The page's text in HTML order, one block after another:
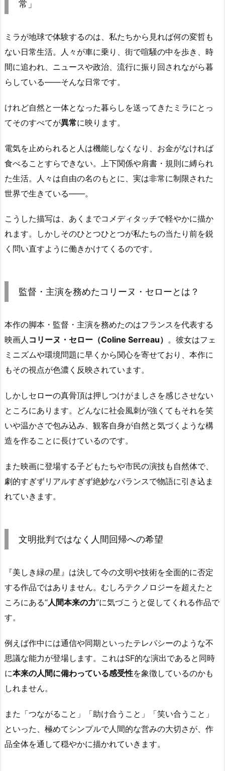
常」
ミラが地球で体験するのは、私たちから見れば何の変哲も
ない日常生活。人々が車に乗り、街で喧騒の中を歩き、時
間に追われ、ニュースや政治、流行に振り回されながら暮
らしている――そんな日常です。
けれど自然と一体となった暮らしを送ってきたミラにとっ
てそのすべてが異常に映ります。
電気を止められると人は機能しなくなり、お金がなければ
食べることすらできない。上下関係や肩書・規則に縛られ
た生活。人々は自由の名のもとに、実は非常に制限された
世界で生きている――。
こうした描写は、あくまでコメディタッチで軽やかに描か
れます。しかしそのひとつひとつが私たちの当たり前を鋭
く問い直すように働きかけてくるのです。
監督・主演を務めたコリーヌ・セローとは？
本作の脚本・監督・主演を務めたのはフランスを代表する
映画人 コリーヌ・セロー（Coline Serreau） 。彼女はフェ
ミニズムや環境問題に早くから関心を寄せており、本作に
もその視点が色濃く反映されています。
しかしセローの真骨頂は押しつけがましさを感じさせない
ところにあります。どんなに社会風刺が強くてもそれを笑
いや温かさで包み込み、観客自身が自然と気づくような構
造を作ることに長けているのです。
また映画に登場する子どもたちや市民の演技も自然体で、
劇的すぎずリアルすぎず絶妙なバランスで物語に引き込ま
れていきます。
文明批判ではなく人間回帰への希望
『美しき緑の星』は決して今の文明や技術を全面的に否定
する作品ではありません。むしろテクノロジーを超えたと
ころにある“人間本来の力”に気づこうと促してくれる作品で
す。
例えば作中には通信や同期といったテレパシーのような不
思議な能力が登場します。これはSF的な演出であると同時
に本来の人間に備わっている感受性を象徴しているのかも
しれません。
また「つながること」「助け合うこと」「笑い合うこと」
といった、極めてシンプルで人間的な営みの大切さが、作
品全体を通して穏やかに描かれていきます。